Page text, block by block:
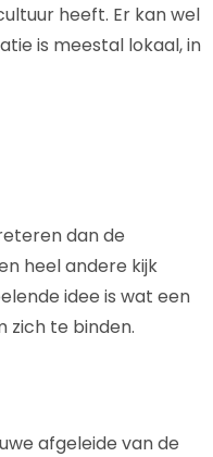
heeft. Er kan wel
is meestal lokaal, in
dan de
heel andere kijk
idee is wat een
zich te binden.
afgeleide van de